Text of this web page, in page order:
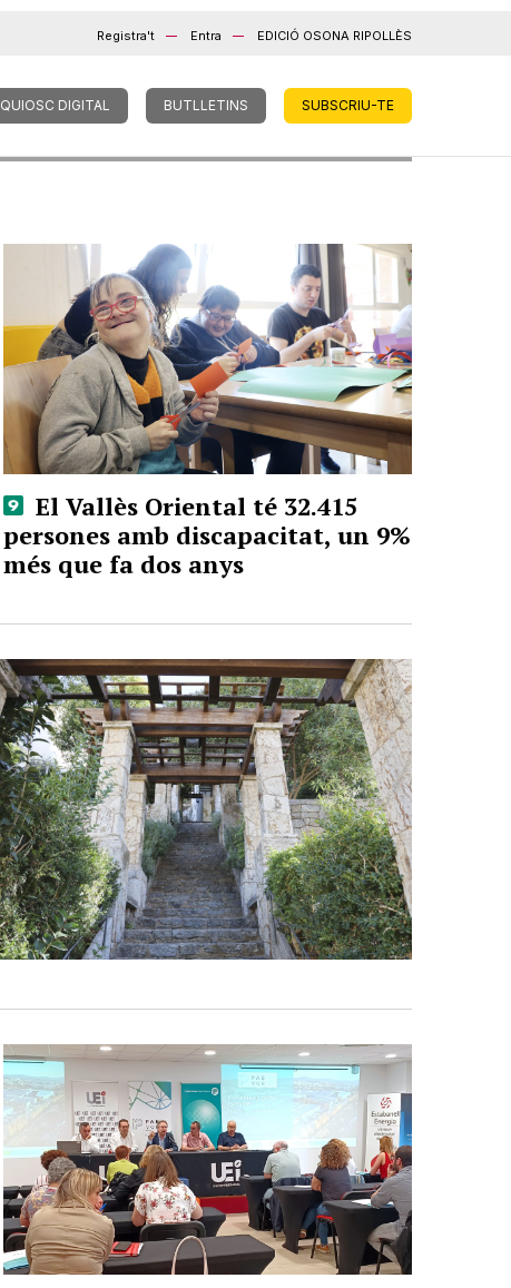
Registra't Entra EDICIÓ OSONA RIPOLLÈS
QUIOSC DIGITAL BUTLLETINS SUBSCRIU-TE
El Vallès Oriental té 32.415
persones amb discapacitat, un 9%
més que fa dos anys